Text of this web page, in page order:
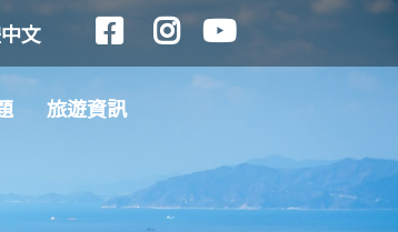
文
旅遊資訊